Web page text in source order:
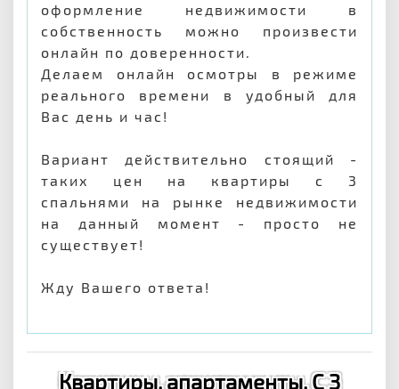
оформление недвижимости в
собственность можно произвести
онлайн по доверенности.
Делаем онлайн осмотры в режиме
реального времени в удобный для
Вас день и час!
Вариант действительно стоящий -
таких цен на квартиры с 3
спальнями на рынке недвижимости
на данный момент - просто не
существует!
Жду Вашего ответа!
Квартиры, апартаменты, С 3